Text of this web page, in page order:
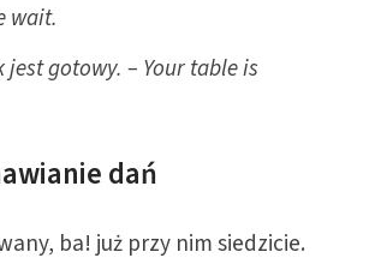
wait.
gotowy. – Your table is
dań
ba! już przy nim siedzicie.